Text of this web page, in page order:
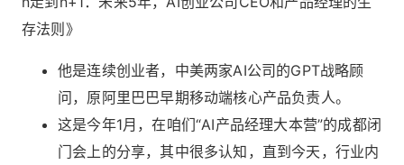
存法则》
他是连续创业者，中美两家AI公司的GPT战略顾
问，原阿里巴巴早期移动端核心产品负责人。
这是今年1月，在咱们“AI产品经理大本营”的成都闭
门会上的分享，其中很多认知，直到今天，行业内